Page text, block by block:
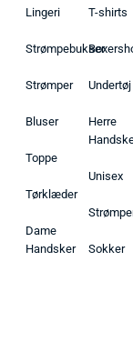
Lingeri
Strømpebukser
Strømper
Bluser
Toppe
Tørklæder
Dame
Handsker
T-shirts
Undertøj
Herre
Unisex
Sokker